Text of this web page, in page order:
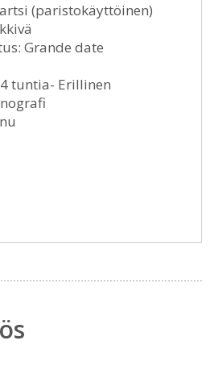
(paristokäyttöinen)
Grande date
tuntia- Erillinen